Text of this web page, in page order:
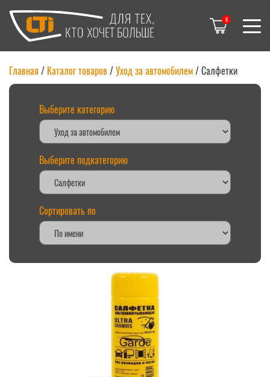
0
Главная / Каталог товаров/Уход за автомобилем/ Салфетки
Выберите категорию
Выберите подкатегорию
Сортировать по